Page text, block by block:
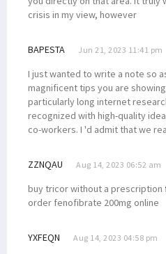
crisis in my view, however
BAPESTA Jun 21, 2023 11:41 pm
I just wanted to write a note so
magnificent tips you are
particularly long internet
recognized with high-quality
co-workers. I 'd admit that we
ZZNQAU Aug 14, 2023 06:52 am
buy tricor without a prescription
order fenofibrate 200mg online
YXFEQN Aug 14, 2023 04:58 pm